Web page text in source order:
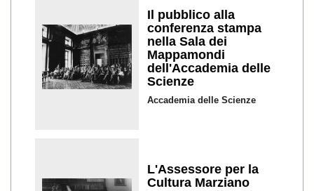
Il pubblico alla
conferenza stampa
nella Sala dei
Mappamondi
dell'Accademia delle
Scienze
Accademia delle Scienze
L'Assessore per la
Cultura Marziano